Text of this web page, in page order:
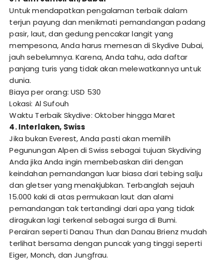
Untuk mendapatkan pengalaman terbaik dalam
terjun payung dan menikmati pemandangan padang
pasir, laut, dan gedung pencakar langit yang
mempesona, Anda harus memesan di Skydive Dubai,
jauh sebelumnya. Karena, Anda tahu, ada daftar
panjang turis yang tidak akan melewatkannya untuk
dunia.
Biaya per orang: USD 530
Lokasi: Al Sufouh
Waktu Terbaik Skydive: Oktober hingga Maret
4. Interlaken, Swiss
Jika bukan Everest, Anda pasti akan memilih
Pegunungan Alpen di Swiss sebagai tujuan Skydiving
Anda jika Anda ingin membebaskan diri dengan
keindahan pemandangan luar biasa dari tebing salju
dan gletser yang menakjubkan. Terbanglah sejauh
15.000 kaki di atas permukaan laut dan alami
pemandangan tak tertandingi dari apa yang tidak
diragukan lagi terkenal sebagai surga di Bumi.
Perairan seperti Danau Thun dan Danau Brienz mudah
terlihat bersama dengan puncak yang tinggi seperti
Eiger, Monch, dan Jungfrau.